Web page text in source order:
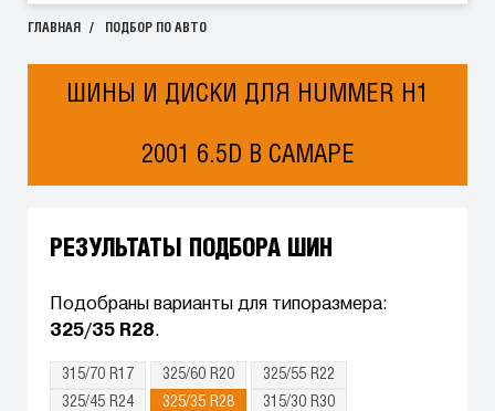
ГЛАВНАЯ ПОДБОР ПО АВТО
ШИНЫ И ДИСКИ ДЛЯ HUMMER H1
2001 6.5D В САМАРЕ
РЕЗУЛЬТАТЫ ПОДБОРА ШИН
Подобраны варианты для типоразмера:
325/35 R28.
315/70 R17 325/60 R20
325/55 R22
325/45 R24
325/35 R28 315/30 R30